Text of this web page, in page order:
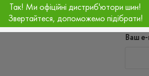
Ваш
Так! Ми офіційні дистриб'ютори шин!
Звертайтеся, допоможемо підібрати!